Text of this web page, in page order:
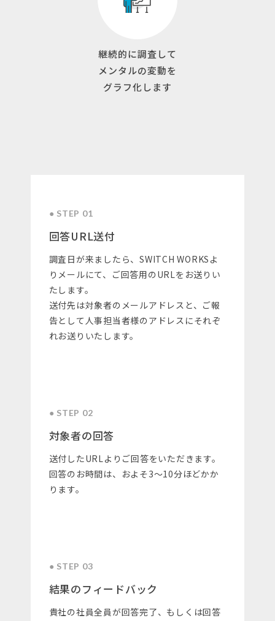
継続的に調査して
メンタルの変動を
グラフ化します
● STEP 01
回答URL送付
調査日が来ましたら、SWITCH WORKSよ
りメールにて、ご回答用のURLをお送りい
たします。
送付先は対象者のメールアドレスと、ご報
告として人事担当者様のアドレスにそれぞ
れお送りいたします。
● STEP 02
対象者の回答
送付したURLよりご回答をいただきます。
回答のお時間は、およそ3～10分ほどかか
ります。
● STEP 03
結果のフィードバック
貴社の社員全員が回答完了、もしくは回答